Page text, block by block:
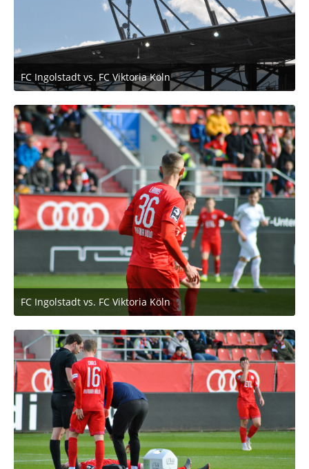
FC Ingolstadt vs. FC Viktoria Köln
2. März 2020 um 11:53
FC Ingolstadt vs. FC Viktoria Köln
2. März 2020 um 11:53